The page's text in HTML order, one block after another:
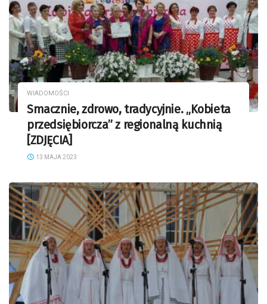
WIADOMOŚCI
Smacznie, zdrowo, tradycyjnie. „Kobieta
przedsiębiorcza” z regionalną kuchnią
[ZDJĘCIA]
13 MAJA 2023